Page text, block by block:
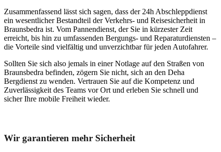
Zusammenfassend lässt sich sagen, dass der 24h Abschleppdienst
ein wesentlicher Bestandteil der Verkehrs- und Reisesicherheit in
Braunsbedra ist. Vom Pannendienst, der Sie in kürzester Zeit
erreicht, bis hin zu umfassenden Bergungs- und Reparaturdiensten –
die Vorteile sind vielfältig und unverzichtbar für jeden Autofahrer.
Sollten Sie sich also jemals in einer Notlage auf den Straßen von
Braunsbedra befinden, zögern Sie nicht, sich an den Deha
Bergdienst zu wenden. Vertrauen Sie auf die Kompetenz und
Zuverlässigkeit des Teams vor Ort und erleben Sie schnell und
sicher Ihre mobile Freiheit wieder.
Wir garantieren mehr Sicherheit